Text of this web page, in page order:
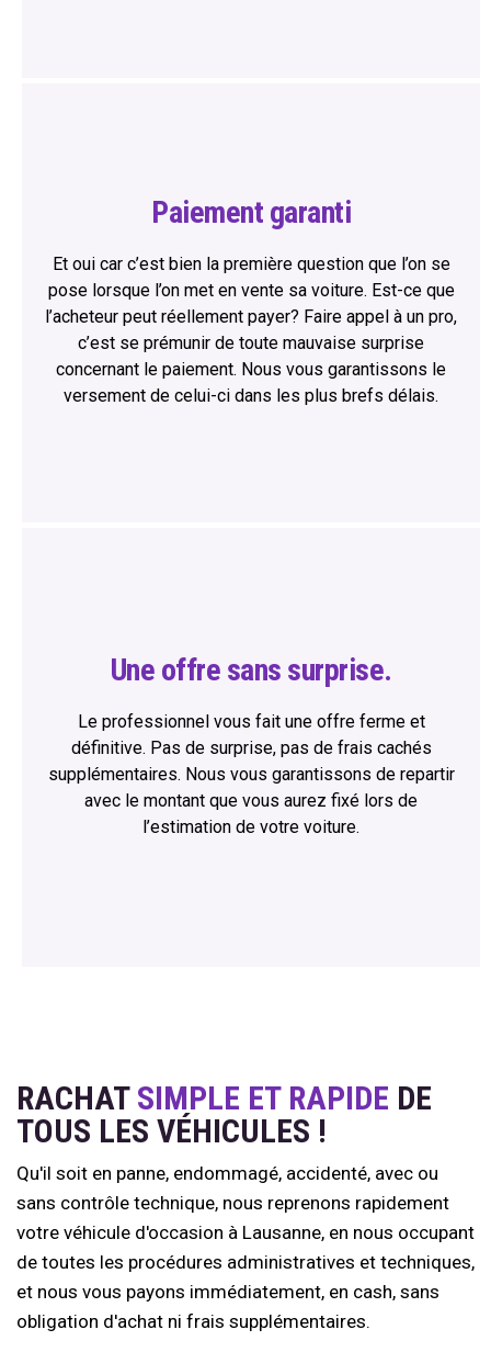
Paiement garanti
Et oui car c’est bien la première question que l’on se
pose lorsque l’on met en vente sa voiture. Est-ce que
l’acheteur peut réellement payer? Faire appel à un pro,
c’est se prémunir de toute mauvaise surprise
concernant le paiement. Nous vous garantissons le
versement de celui-ci dans les plus brefs délais.
Une offre sans surprise.
Le professionnel vous fait une offre ferme et
définitive. Pas de surprise, pas de frais cachés
supplémentaires. Nous vous garantissons de repartir
avec le montant que vous aurez fixé lors de
l’estimation de votre voiture.
RACHAT SIMPLE ET RAPIDE DE
TOUS LES VÉHICULES !
Qu'il soit en panne, endommagé, accidenté, avec ou
sans contrôle technique, nous reprenons rapidement
votre véhicule d'occasion à Lausanne, en nous occupant
de toutes les procédures administratives et techniques,
et nous vous payons immédiatement, en cash, sans
obligation d'achat ni frais supplémentaires.